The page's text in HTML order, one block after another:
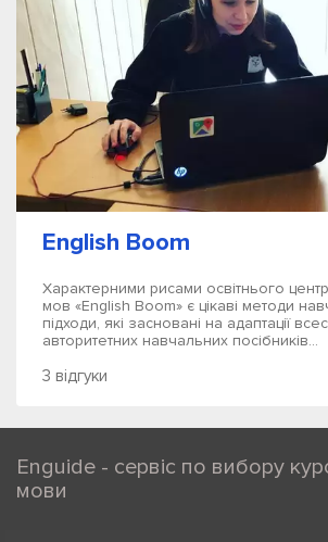
English Boom
Характерними рисами освітнього
мов «English Boom» є цікаві методи
підходи, які засновані на адаптації
авторитетних навчальних посібників...
3 відгуки
Enguide - сервіс по вибору
мови